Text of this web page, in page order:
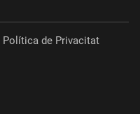
Política de Privacitat